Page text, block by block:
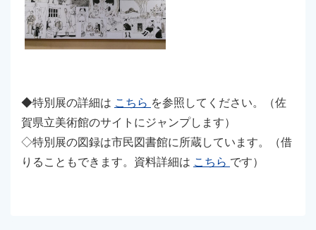
◆特別展の詳細は こちら を参照してください。（佐
賀県立美術館のサイトにジャンプします）
◇特別展の図録は市民図書館に所蔵しています。（借
りることもできます。資料詳細は こちら です）